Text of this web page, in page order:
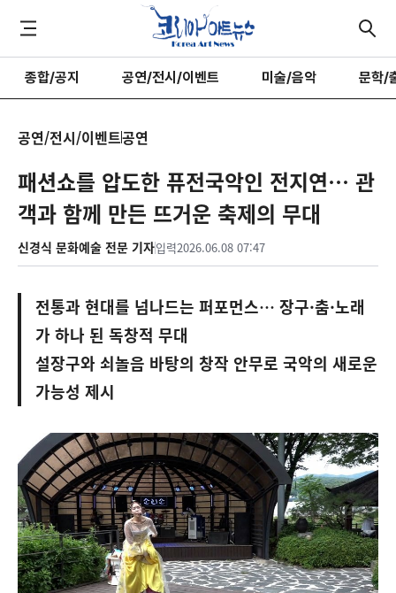
종합/공지 공연/전시/이벤트 미술/음악 문학/
공연/전시/이벤트공연
패션쇼를 압도한 퓨전국악인 전지연… 관
객과 함께 만든 뜨거운 축제의 무대
신경식 문화예술 전문 기자입력2026.06.08 07:47
전통과 현대를 넘나드는 퍼포먼스… 장구·춤·노래
가 하나 된 독창적 무대
설장구와 쇠놀음 바탕의 창작 안무로 국악의 새로운
가능성 제시